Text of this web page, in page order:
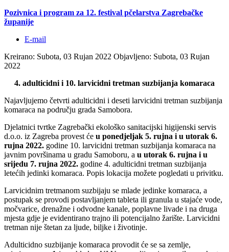
Pozivnica i program za 12. festival pčelarstva Zagrebačke
županije
E-mail
Kreirano: Subota, 03 Rujan 2022 Objavljeno: Subota, 03 Rujan
2022
4. adulticidni i 10. larvicidni tretman suzbijanja komaraca
Najavljujemo četvrti adulticidni i deseti larvicidni tretman suzbijanja
komaraca na području grada Samobora.
Djelatnici tvrtke Zagrebački ekološko sanitacijski higijenski servis
d.o.o. iz Zagreba provest će u ponedjeljak 5. rujna i u utorak 6.
rujna 2022. godine 10. larvicidni tretman suzbijanja komaraca na
javnim površinama u gradu Samoboru, a u utorak 6. rujna i u
srijedu 7. rujna 2022. godine 4. adulticidni tretman suzbijanja
letećih jedinki komaraca. Popis lokacija možete pogledati u privitku.
Larvicidnim tretmanom suzbijaju se mlade jedinke komaraca, a
postupak se provodi postavljanjem tableta ili granula u stajaće vode,
močvarice, drenažne i odvodne kanale, poplavne livade i na druga
mjesta gdje je evidentirano trajno ili potencijalno žarište. Larvicidni
tretman nije štetan za ljude, biljke i životinje.
Adulticidno suzbijanje komaraca provodit će se sa zemlje,